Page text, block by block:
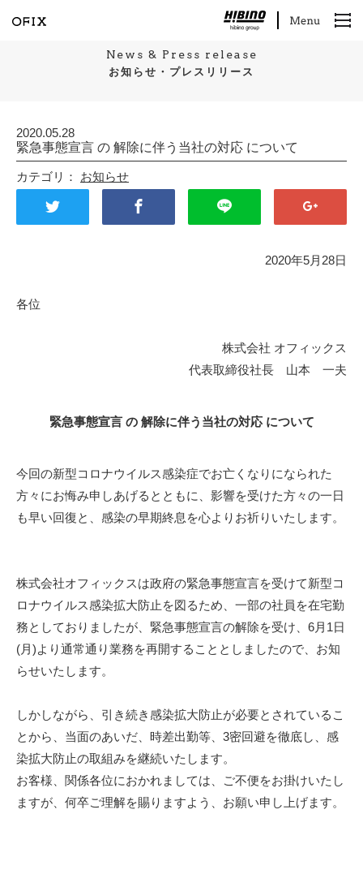
News & Press release
お知らせ・プレスリリース
2020.05.28
緊急事態宣言 の 解除に伴う当社の対応 について
カテゴリ： お知らせ
2020年5月28日
各位
株式会社 オフィックス
代表取締役社長 山本 一夫
緊急事態宣言 の 解除に伴う当社の対応 について
今回の新型コロナウイルス感染症でお亡くなりになられた
方々にお悔み申しあげるとともに、影響を受けた方々の一日
も早い回復と、感染の早期終息を心よりお祈りいたします。
株式会社オフィックスは政府の緊急事態宣言を受けて新型コ
ロナウイルス感染拡大防止を図るため、一部の社員を在宅勤
務としておりましたが、緊急事態宣言の解除を受け、6月1日
(月)より通常通り業務を再開することとしましたので、お知
らせいたします。
しかしながら、引き続き感染拡大防止が必要とされているこ
とから、当面のあいだ、時差出勤等、3密回避を徹底し、感
染拡大防止の取組みを継続いたします。
お客様、関係各位におかれましては、ご不便をお掛けいたし
ますが、何卒ご理解を賜りますよう、お願い申し上げます。